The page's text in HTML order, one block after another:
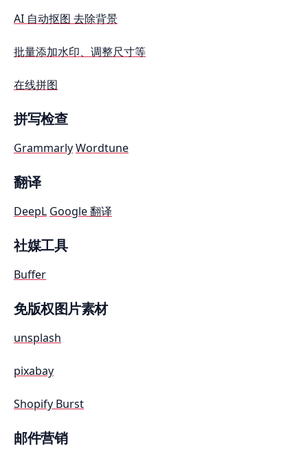
AI 自动抠图 去除背景
批量添加水印、调整尺寸等
在线拼图
拼写检查
GrammarlyWordtune
翻译
DeepL Google 翻译
社媒工具
Buffer
免版权图片素材
unsplash
pixabay
Shopify Burst
邮件营销